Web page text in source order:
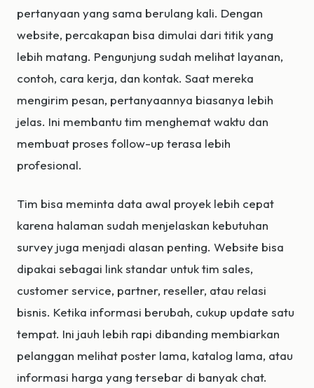
pertanyaan yang sama berulang kali. Dengan
website, percakapan bisa dimulai dari titik yang
lebih matang. Pengunjung sudah melihat layanan,
contoh, cara kerja, dan kontak. Saat mereka
mengirim pesan, pertanyaannya biasanya lebih
jelas. Ini membantu tim menghemat waktu dan
membuat proses follow-up terasa lebih
profesional.
Tim bisa meminta data awal proyek lebih cepat
karena halaman sudah menjelaskan kebutuhan
survey juga menjadi alasan penting. Website bisa
dipakai sebagai link standar untuk tim sales,
customer service, partner, reseller, atau relasi
bisnis. Ketika informasi berubah, cukup update satu
tempat. Ini jauh lebih rapi dibanding membiarkan
pelanggan melihat poster lama, katalog lama, atau
informasi harga yang tersebar di banyak chat.